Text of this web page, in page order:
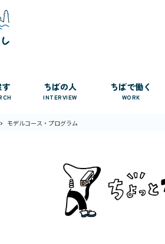
ちばの人
INTERVIEW
ちばで働く
WORK
モデルコース・プログラム